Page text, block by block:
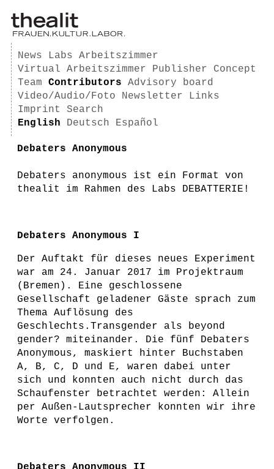
News Labs
Arbeitszimmer
Virtual Arbeitszimmer
Publisher
Concept
Team
Contributors
Advisory board
Video/Audio/Foto
Newsletter
Links
Imprint
Search
English
Deutsch Español
Debaters Anonymous
Debaters anonymous ist ein Format von
thealit im Rahmen des Labs DEBATTERIE!
Debaters Anonymous I
Der Auftakt für dieses neues Experiment
war am 24. Januar 2017 im Projektraum
(Bremen). Eine geschlossene
Gesellschaft geladener Gäste sprach zum
Thema Auflösung des
Geschlechts.Transgender als beyond
gender? miteinander. Die fünf Debaters
Anonymous, maskiert hinter Buchstaben
A, B, C, D und E, waren dabei unter
sich und konnten auch nicht durch das
Schaufenster betrachtet werden: Allein
per Außen-Lautsprecher konnten wir ihre
Worte verfolgen.